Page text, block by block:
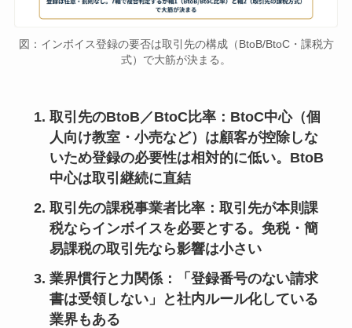
図：インボイス登録の要否は取引先の構成（BtoB/BtoC・課税方
式）で大筋が決まる。
取引先のBtoB／BtoC比率：BtoC中心（個
人向け教室・小売など）は顧客が控除しな
いため登録の必要性は相対的に低い。BtoB
中心は取引継続に直結
取引先の課税事業者比率：取引先が本則課
税ならインボイスを必要とする。免税・簡
易課税の取引先なら影響は小さい
業界慣行と力関係：「登録番号のない請求
書は受領しない」と社内ルール化している
業界もある